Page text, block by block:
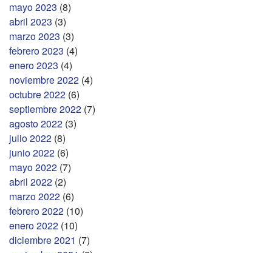
mayo 2023 (8)
abril 2023 (3)
marzo 2023 (3)
febrero 2023 (4)
enero 2023 (4)
noviembre 2022 (4)
octubre 2022 (6)
septiembre 2022 (7)
agosto 2022 (3)
julio 2022 (8)
junio 2022 (6)
mayo 2022 (7)
abril 2022 (2)
marzo 2022 (6)
febrero 2022 (10)
enero 2022 (10)
diciembre 2021 (7)